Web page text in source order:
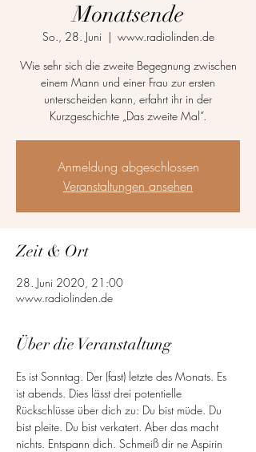
Monatsende
So., 28. Juni
  |
www.radiolinden.de
Wie sehr sich die zweite Begegnung zwischen
einem Mann und einer Frau zur ersten
unterscheiden kann, erfahrt ihr in der
Kurzgeschichte „Das zweite Mal“.
Anmeldung abgeschlossen
Veranstaltungen ansehen
Zeit & Ort
28. Juni 2020, 21:00
www.radiolinden.de
Über die Veranstaltung
Es ist Sonntag. Der (fast) letzte des Monats. Es
ist abends. Dies lässt drei potentielle
Rückschlüsse über dich zu: Du bist müde. Du
bist pleite. Du bist verkatert. Aber das macht
nichts. Entspann dich. Schmeiß dir ne Aspirin